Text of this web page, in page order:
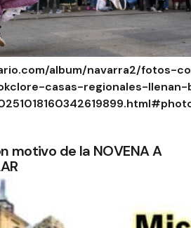
album/navarra2/fotos-
casas-regionales-llenan-
motivo de la NOVENA A